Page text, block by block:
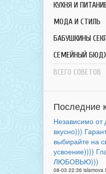
КУХНЯ И
МОДА И СТИЛЬ
БАБУШКИНЫ
СЕМЕЙНЫЙ
ВСЕГО СОВЕТОВ
Последние
Независимо от
вкусно)))
выбирайте на
усвоение))))
ЛЮБОВЬЮ)))
08-03 22:36 islamova